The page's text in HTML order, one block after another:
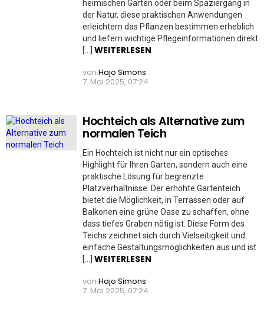
heimischen Garten oder beim Spaziergang in
der Natur, diese praktischen Anwendungen
erleichtern das Pflanzen bestimmen erheblich
und liefern wichtige Pflegeinformationen direkt
[…] WEITERLESEN
von Hajo Simons
7. Mai 2025, 07:24
Hochteich als Alternative zum
normalen Teich
Ein Hochteich ist nicht nur ein optisches
Highlight für Ihren Garten, sondern auch eine
praktische Lösung für begrenzte
Platzverhältnisse. Der erhöhte Gartenteich
bietet die Möglichkeit, in Terrassen oder auf
Balkonen eine grüne Oase zu schaffen, ohne
dass tiefes Graben nötig ist. Diese Form des
Teichs zeichnet sich durch Vielseitigkeit und
einfache Gestaltungsmöglichkeiten aus und ist
[…] WEITERLESEN
von Hajo Simons
7. Mai 2025, 07:24